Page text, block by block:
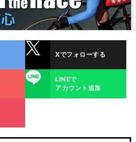
Xでフォローする
LINE
LINEで
アカウント追加